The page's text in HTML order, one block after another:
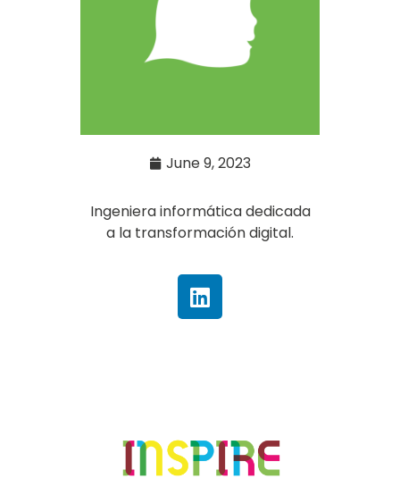
June 9, 2023
Ingeniera informática dedicada
a la transformación digital.